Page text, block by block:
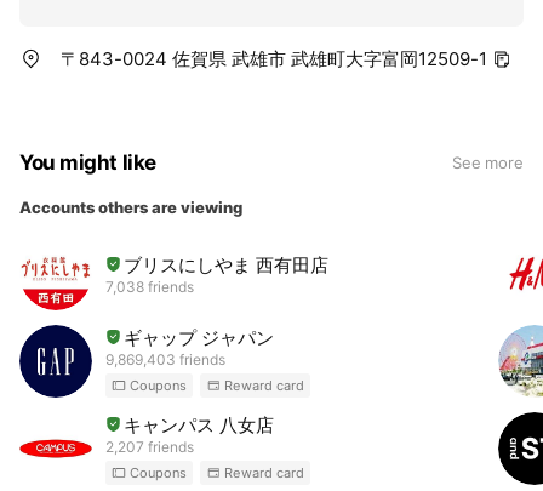
〒843-0024 佐賀県 武雄市 武雄町大字富岡12509-1
You might like See more
Accounts others are viewing
ブリスにしやま 西有田店
7,038 friends
ギャップ ジャパン
9,869,403 friends
Coupons Reward card
キャンパス 八女店
2,207 friends
Coupons Reward card